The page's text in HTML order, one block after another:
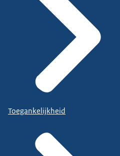
Toegankelijkheid